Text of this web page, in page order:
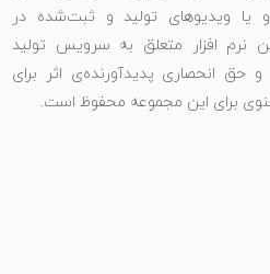
یا ویدیوهای تولید و ثبت‌شده در
نرم افزار متعلق به سرویس تولید
حق انحصاری پدیدآورنده‌ی اثر برای
برای این مجموعه محفوظ است.